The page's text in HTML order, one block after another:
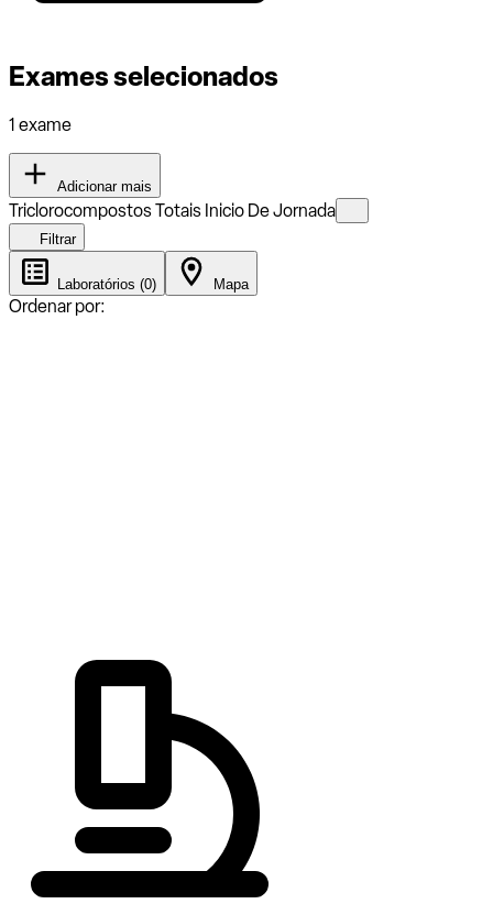
Exames selecionados
1 exame
Adicionar mais
Triclorocompostos Totais Inicio De Jornada
Filtrar
Laboratórios (0) Mapa
Ordenar por: